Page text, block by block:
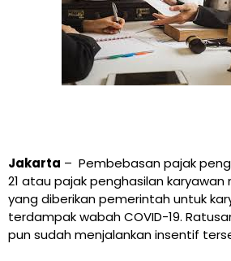
Jakarta – Pembebasan pajak
21 atau pajak penghasilan
yang diberikan pemerintah untuk
terdampak wabah COVID-19.
pun sudah menjalankan insentif